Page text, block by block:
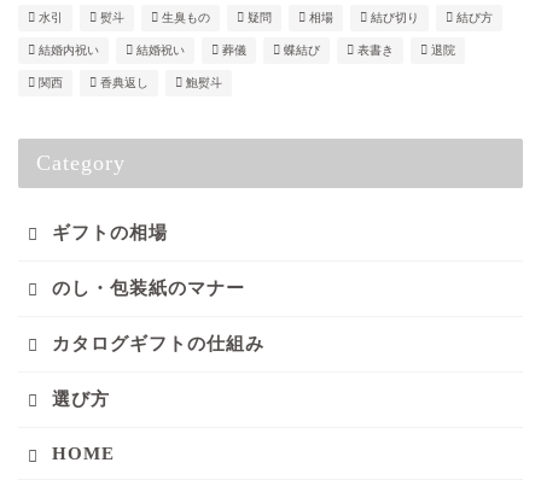
水引 熨斗 生臭もの 疑問 相場 結び切り 結び方
結婚内祝い 結婚祝い 葬儀 蝶結び 表書き 退院
関西 香典返し 鮑熨斗
Category
ギフトの相場
のし・包装紙のマナー
カタログギフトの仕組み
選び方
HOME